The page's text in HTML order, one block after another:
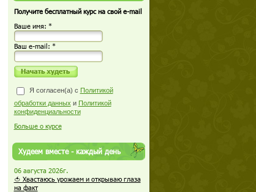
Получите бесплатный курс на свой e-mail
Ваше имя: *
Ваш е-mail: *
Я согласен(а) с Политикой
обработки данных и Политикой
конфиденциальности
Больше о курсе
Худеем вместе - каждый день
06 августа 2026г.
🍅 Хвастаюсь урожаем и открываю глаза
на факт